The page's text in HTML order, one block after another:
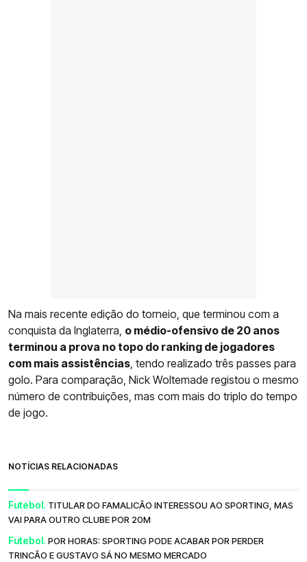
Na mais recente edição do torneio, que terminou com a
conquista da Inglaterra, o médio-ofensivo de 20 anos
terminou a prova no topo do ranking de jogadores
com mais assistências, tendo realizado três passes para
golo. Para comparação, Nick Woltemade registou o mesmo
número de contribuições, mas com mais do triplo do tempo
de jogo.
NOTÍCIAS RELACIONADAS
Futebol. TITULAR DO FAMALICÃO INTERESSOU AO SPORTING, MAS
VAI PARA OUTRO CLUBE POR 20M
Futebol. POR HORAS: SPORTING PODE ACABAR POR PERDER
TRINCÃO E GUSTAVO SÁ NO MESMO MERCADO